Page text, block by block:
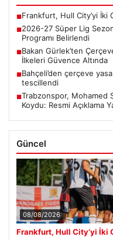
■Frankfurt, Hull City’yi İki
■2026-27 Süper Lig
Programı Belirlendi
■Bakan Gürlek’ten
İlkeleri Güvence Altında
■Bahçeli’den çerçeve
tescillendi
■Trabzonspor, Mohamed
Koydu: Resmi Açıklama
Güncel
08/08/2026
Frankfurt, Hull City’yi İki